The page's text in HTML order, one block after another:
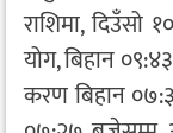
राशिमा, दिउँसो
योग, बिहान
करण बिहान